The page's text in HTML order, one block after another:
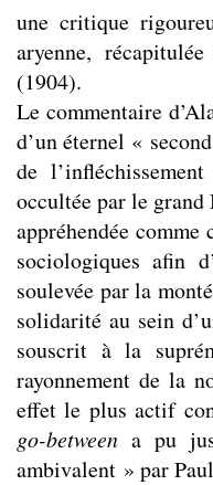
une critique
aryenne,
(1904).
Le commentaire
d’un éternel «
de
occultée par le
appréhendée
sociologiques afin
soulevée par la
solidarité au sein
souscrit à la
rayonnement de la
effet le plus actif
go-between a pu
ambivalent » par